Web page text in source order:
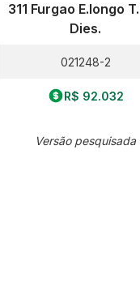
311 Furgao E.longo
Dies.
021248-2
R$ 92.032
Versão pesquisada